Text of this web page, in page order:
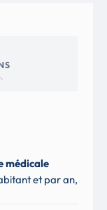
médicale
et par an,